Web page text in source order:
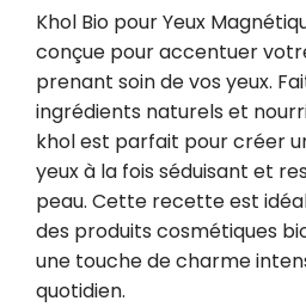
Khol Bio pour Yeux
conçue pour accentuer
prenant soin de vos yeux.
ingrédients naturels et
khol est parfait pour créer
yeux à la fois séduisant et
peau. Cette recette est
des produits cosmétiques
une touche de charme
quotidien.